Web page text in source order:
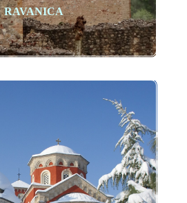
RAVANICA